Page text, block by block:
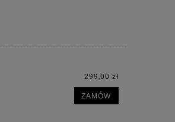
299,00 zł
ZAMÓW